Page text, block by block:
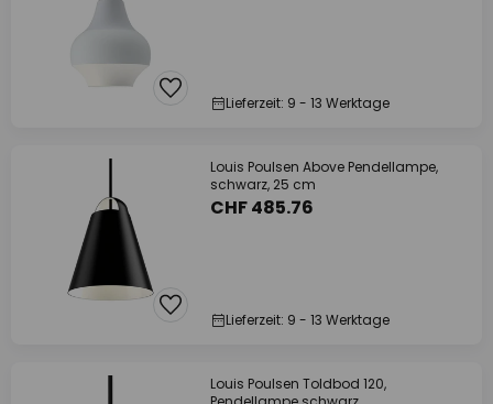
Lieferzeit: 9 - 13 Werktage
Louis Poulsen Above Pendellampe,
schwarz, 25 cm
CHF 485.76
Lieferzeit: 9 - 13 Werktage
Louis Poulsen Toldbod 120,